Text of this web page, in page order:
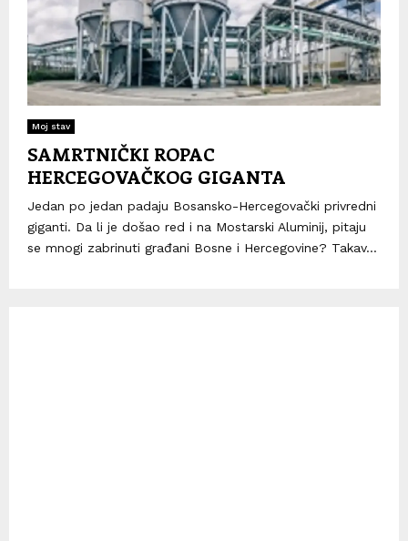
Moj stav
SAMRTNIČKI ROPAC
HERCEGOVAČKOG GIGANTA
Jedan po jedan padaju Bosansko-Hercegovački privredni
giganti. Da li je došao red i na Mostarski Aluminij, pitaju
se mnogi zabrinuti građani Bosne i Hercegovine? Takav...